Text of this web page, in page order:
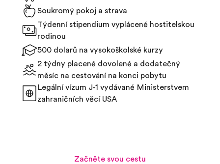
Soukromý pokoj a strava
Týdenní stipendium vyplácené hostitelskou
rodinou
500 dolarů na vysokoškolské kurzy
2 týdny placené dovolené a dodatečný
měsíc na cestování na konci pobytu
Legální vízum J-1 vydávané Ministerstvem
zahraničních věcí USA
Začněte svou cestu